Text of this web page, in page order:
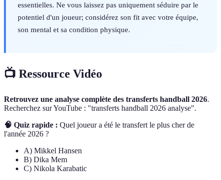
essentielles. Ne vous laissez pas uniquement séduire par le
potentiel d'un joueur; considérez son fit avec votre équipe,
son mental et sa condition physique.
📺 Ressource Vidéo
Retrouvez une analyse complète des transferts handball 2026.
Recherchez sur YouTube : "transferts handball 2026 analyse".
🧠 Quiz rapide : Quel joueur a été le transfert le plus cher de
l'année 2026 ?
A) Mikkel Hansen
B) Dika Mem
C) Nikola Karabatic